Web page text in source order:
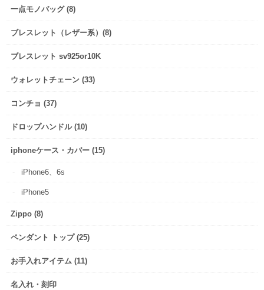
一点モノバッグ (8)
ブレスレット（レザー系）(8)
ブレスレット sv925or10K
ウォレットチェーン (33)
コンチョ (37)
ドロップハンドル (10)
iphoneケース・カバー (15)
iPhone6、6s
iPhone5
Zippo (8)
ペンダント トップ (25)
お手入れアイテム (11)
名入れ・刻印